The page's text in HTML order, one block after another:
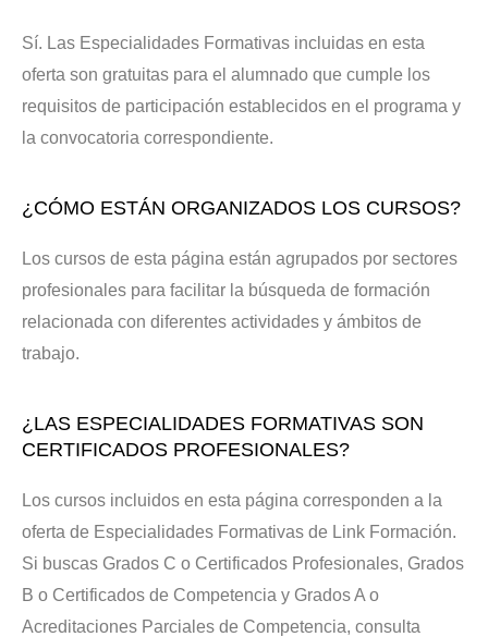
Sí. Las Especialidades Formativas incluidas en esta
oferta son gratuitas para el alumnado que cumple los
requisitos de participación establecidos en el programa y
la convocatoria correspondiente.
¿CÓMO ESTÁN ORGANIZADOS LOS CURSOS?
Los cursos de esta página están agrupados por sectores
profesionales para facilitar la búsqueda de formación
relacionada con diferentes actividades y ámbitos de
trabajo.
¿LAS ESPECIALIDADES FORMATIVAS SON
CERTIFICADOS PROFESIONALES?
Los cursos incluidos en esta página corresponden a la
oferta de Especialidades Formativas de Link Formación.
Si buscas Grados C o Certificados Profesionales, Grados
B o Certificados de Competencia y Grados A o
Acreditaciones Parciales de Competencia, consulta